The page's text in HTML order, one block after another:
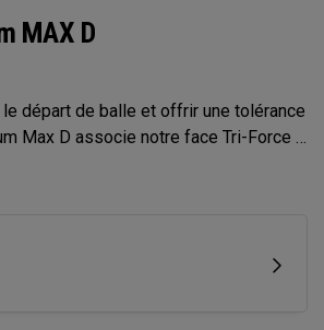
MAX D
départ de balle et offrir une tolérance
Max D associe notre face Tri-Force à
optimisée par l’IA nouvelle